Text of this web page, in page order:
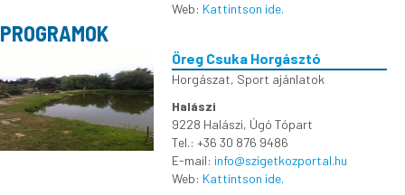
Web: Kattintson ide.
PROGRAMOK
Öreg Csuka Horgásztó
Horgászat, Sport ajánlatok
Halászi
9228 Halászi, Úgó Tópart
Tel.: +36 30 876 9486
E-mail: info@szigetkozportal.hu
Web: Kattintson ide.